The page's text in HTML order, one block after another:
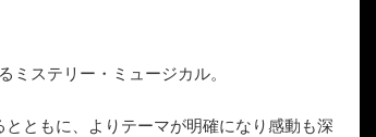
ミステリー・ミュージカル。
ともに、よりテーマが明確になり感動も深